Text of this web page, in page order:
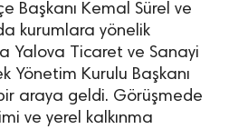
Başkanı Kemal Sürel ve
kurumlara yönelik
Yalova Ticaret ve Sanayi
Yönetim Kurulu Başkanı
araya geldi. Görüşmede
ve yerel kalkınma